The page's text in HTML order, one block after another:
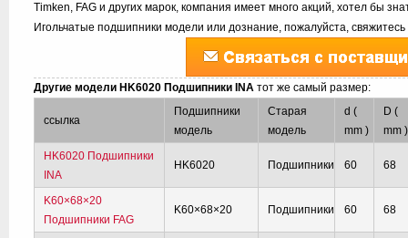
Timken, FAG и других марок, компания имеет много акций, хотел бы
Игольчатые подшипники модели или дознание, пожалуйста,
Другие модели HK6020 Подшипники INAтот же самый размер:
ссылка
Подшипники
модель
Старая
модель
d (
mm )
D (
mm )
HK6020 Подшипники
INA
HK6020 Подшипники 60 68
K60×68×20
Подшипники FAG
K60×68×20 Подшипники 60 68